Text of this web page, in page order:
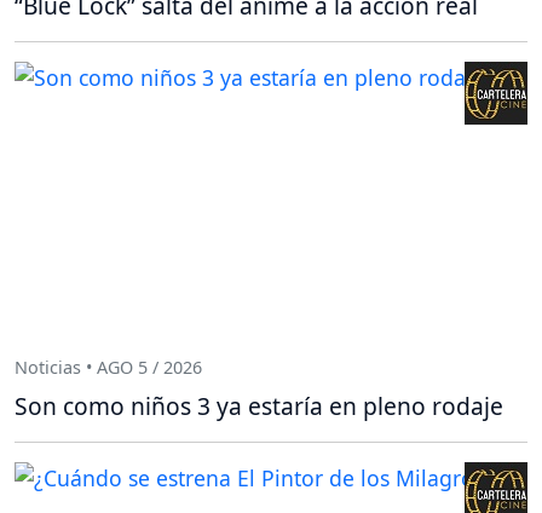
Noticias • AGO 5 / 2026
Son como niños 3 ya estaría en pleno rodaje